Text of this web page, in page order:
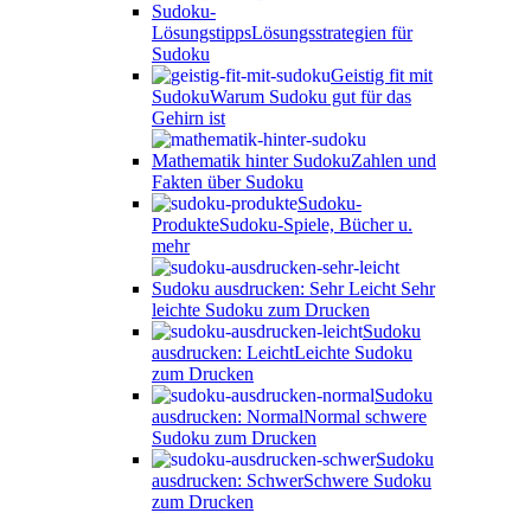
Sudoku-
LösungstippsLösungsstrategien für
Sudoku
Geistig fit mit
SudokuWarum Sudoku gut für das
Gehirn ist
Mathematik hinter SudokuZahlen und
Fakten über Sudoku
Sudoku-
ProdukteSudoku-Spiele, Bücher u.
mehr
Sudoku ausdrucken: Sehr Leicht Sehr
leichte Sudoku zum Drucken
Sudoku
ausdrucken: LeichtLeichte Sudoku
zum Drucken
Sudoku
ausdrucken: NormalNormal schwere
Sudoku zum Drucken
Sudoku
ausdrucken: SchwerSchwere Sudoku
zum Drucken